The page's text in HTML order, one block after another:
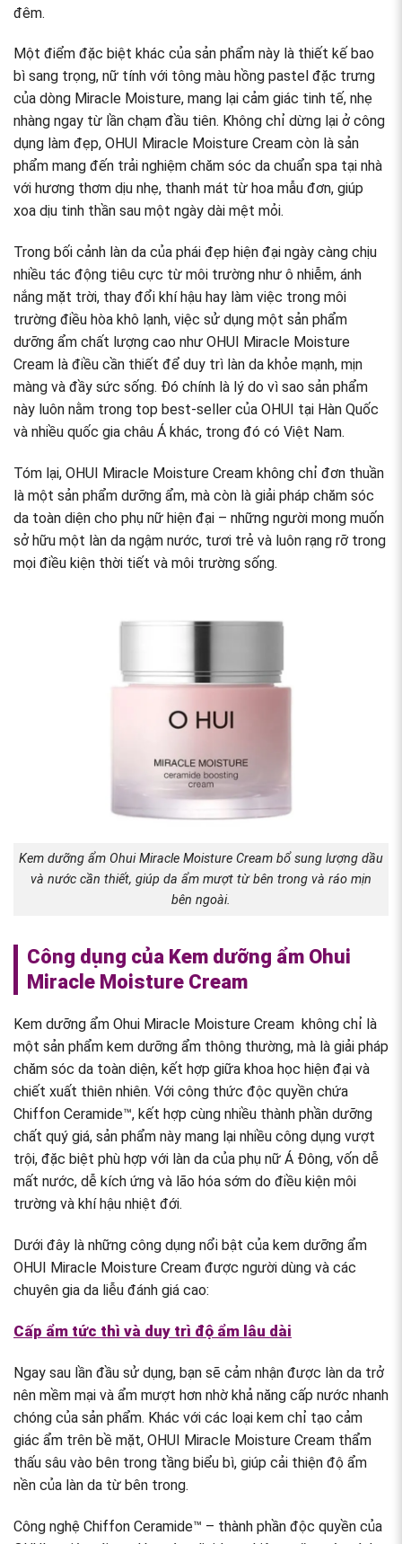
đêm.
Một điểm đặc biệt khác của sản phẩm này là thiết kế bao
bì sang trọng, nữ tính với tông màu hồng pastel đặc trưng
của dòng Miracle Moisture, mang lại cảm giác tinh tế, nhẹ
nhàng ngay từ lần chạm đầu tiên. Không chỉ dừng lại ở công
dụng làm đẹp, OHUI Miracle Moisture Cream còn là sản
phẩm mang đến trải nghiệm chăm sóc da chuẩn spa tại nhà
với hương thơm dịu nhẹ, thanh mát từ hoa mẫu đơn, giúp
xoa dịu tinh thần sau một ngày dài mệt mỏi.
Trong bối cảnh làn da của phái đẹp hiện đại ngày càng chịu
nhiều tác động tiêu cực từ môi trường như ô nhiễm, ánh
nắng mặt trời, thay đổi khí hậu hay làm việc trong môi
trường điều hòa khô lạnh, việc sử dụng một sản phẩm
dưỡng ẩm chất lượng cao như OHUI Miracle Moisture
Cream là điều cần thiết để duy trì làn da khỏe mạnh, mịn
màng và đầy sức sống. Đó chính là lý do vì sao sản phẩm
này luôn nằm trong top best-seller của OHUI tại Hàn Quốc
và nhiều quốc gia châu Á khác, trong đó có Việt Nam.
Tóm lại, OHUI Miracle Moisture Cream không chỉ đơn thuần
là một sản phẩm dưỡng ẩm, mà còn là giải pháp chăm sóc
da toàn diện cho phụ nữ hiện đại – những người mong muốn
sở hữu một làn da ngậm nước, tươi trẻ và luôn rạng rỡ trong
mọi điều kiện thời tiết và môi trường sống.
Kem dưỡng ẩm Ohui Miracle Moisture Cream bổ sung lượng dầu
và nước cần thiết, giúp da ẩm mượt từ bên trong và ráo mịn
bên ngoài.
Công dụng của Kem dưỡng ẩm Ohui
Miracle Moisture Cream
Kem dưỡng ẩm Ohui Miracle Moisture Cream không chỉ là
một sản phẩm kem dưỡng ẩm thông thường, mà là giải pháp
chăm sóc da toàn diện, kết hợp giữa khoa học hiện đại và
chiết xuất thiên nhiên. Với công thức độc quyền chứa
Chiffon Ceramide™, kết hợp cùng nhiều thành phần dưỡng
chất quý giá, sản phẩm này mang lại nhiều công dụng vượt
trội, đặc biệt phù hợp với làn da của phụ nữ Á Đông, vốn dễ
mất nước, dễ kích ứng và lão hóa sớm do điều kiện môi
trường và khí hậu nhiệt đới.
Dưới đây là những công dụng nổi bật của kem dưỡng ẩm
OHUI Miracle Moisture Cream được người dùng và các
chuyên gia da liễu đánh giá cao:
Cấp ẩm tức thì và duy trì độ ẩm lâu dài
Ngay sau lần đầu sử dụng, bạn sẽ cảm nhận được làn da trở
nên mềm mại và ẩm mượt hơn nhờ khả năng cấp nước nhanh
chóng của sản phẩm. Khác với các loại kem chỉ tạo cảm
giác ẩm trên bề mặt, OHUI Miracle Moisture Cream thẩm
thấu sâu vào bên trong tầng biểu bì, giúp cải thiện độ ẩm
nền của làn da từ bên trong.
Công nghệ Chiffon Ceramide™ – thành phần độc quyền của